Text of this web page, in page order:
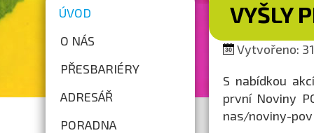
ÚVOD
O NÁS
PŘESBARIÉRY
ADRESÁŘ
PORADNA
VYŠLY
Vytvořeno:
S nabídkou
první Noviny
nas/noviny-pov